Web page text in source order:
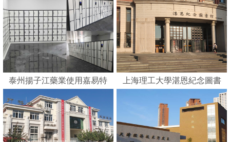
泰州揚子江藥業使用嘉易特
刷卡智能柜
上海理工大學湛恩紀念圖書